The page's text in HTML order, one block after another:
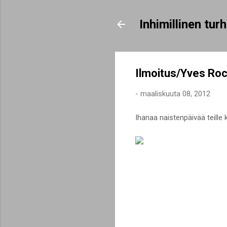
Inhimillinen
Ilmoitus/Yves
- maaliskuuta 08, 2012
Ihanaa naistenpäivää teille